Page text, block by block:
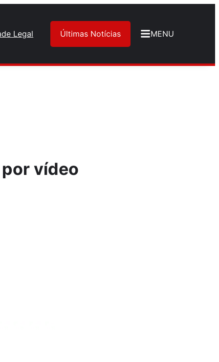
Legal Últimas Notícias MENU
vídeo